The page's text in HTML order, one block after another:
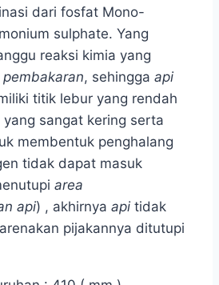
dari fosfat Mono-
sulphate. Yang
reaksi kimia yang
, sehingga api
titik lebur yang rendah
sangat kering serta
membentuk penghalang
tidak dapat masuk
area
api) , akhirnya api tidak
pijakannya ditutupi